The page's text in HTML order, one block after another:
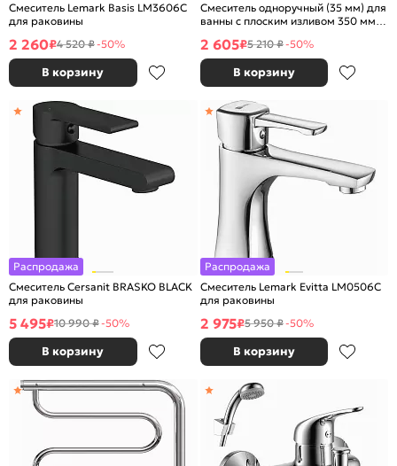
Смеситель Lemark Basis LM3606C
для раковины
2 260₽4 520 ₽-50%
В корзину
Смеситель одноручный (35 мм) для
ванны с плоским изливом 350 мм,
2 605₽5 210 ₽-50%
В корзину
Распродажа
Смеситель Cersanit BRASKO BLACK
для раковины
5 495₽10 990 ₽-50%
В корзину
Распродажа
Смеситель Lemark Evitta LM0506C
для раковины
2 975₽5 950 ₽-50%
В корзину